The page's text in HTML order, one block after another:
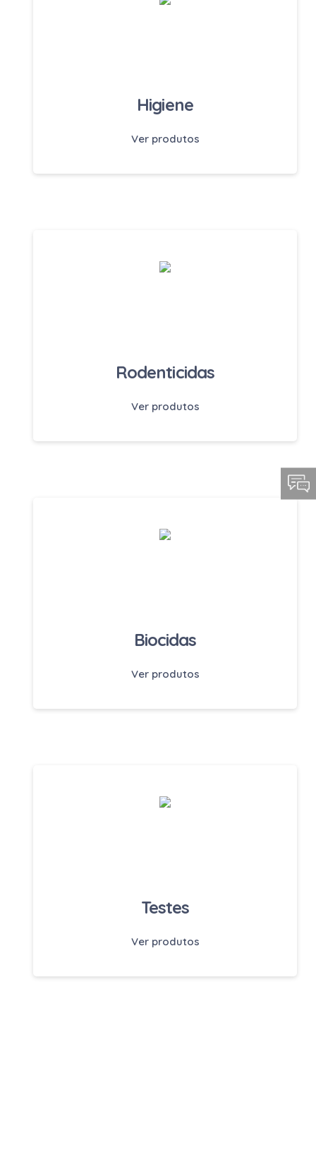
Higiene
Ver produtos
Rodenticidas
Ver produtos
Biocidas
Ver produtos
Testes
Ver produtos